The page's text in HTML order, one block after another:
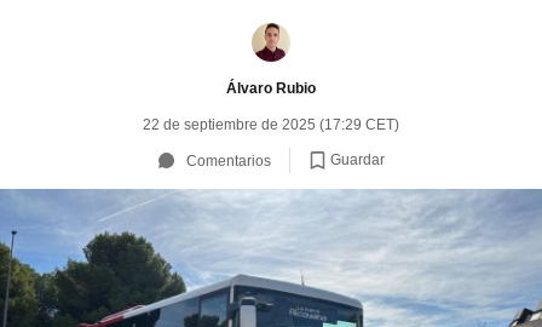
Álvaro Rubio
22 de septiembre de 2025 (17:29 CET)
Comentarios Guardar